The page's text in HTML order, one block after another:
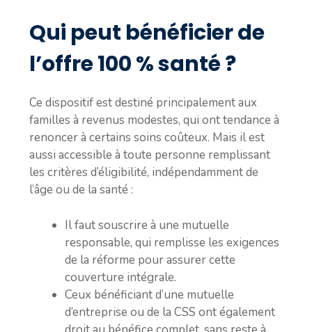
Qui peut bénéficier de
l’offre 100 % santé ?
Ce dispositif est destiné principalement aux
familles à revenus modestes, qui ont tendance à
renoncer à certains soins coûteux. Mais il est
aussi accessible à toute personne remplissant
les critères d’éligibilité, indépendamment de
l’âge ou de la santé :
Il faut souscrire à une mutuelle
responsable, qui remplisse les exigences
de la réforme pour assurer cette
couverture intégrale.
Ceux bénéficiant d’une mutuelle
d’entreprise ou de la CSS ont également